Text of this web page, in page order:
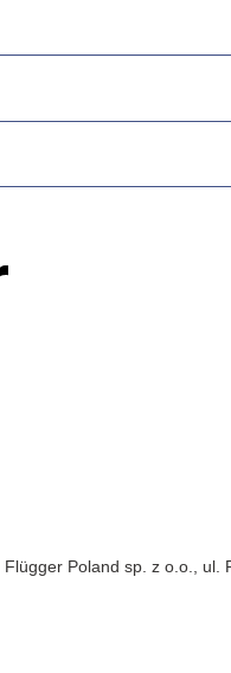
Poland sp. z o.o., ul.